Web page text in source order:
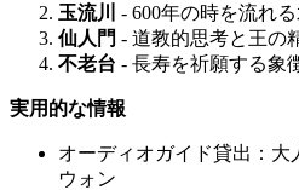
玉流川
- 600年の時を流れ
仙人門 - 道教的思考と王の
不老台 - 長寿を祈願する象
実用的な情報
オーディオガイド貸出：大
ウォン